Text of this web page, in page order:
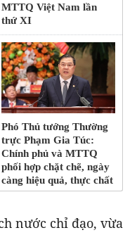
MTTQ Việt Nam lần
thứ XI
Phó Thủ tướng Thường
trực Phạm Gia Túc:
Chính phủ và MTTQ
phối hợp chặt chẽ, ngày
càng hiệu quả, thực chất
nước chỉ đạo, vừa